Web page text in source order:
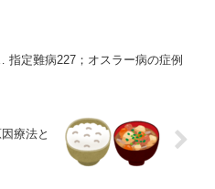
指定難病227；オスラー病の症例
療法と